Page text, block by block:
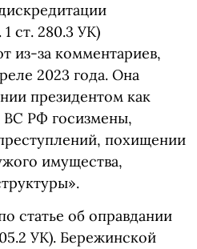
ст. 280.3 УК)
из-за комментариев,
2023 года. Она
президентом как
РФ госизмены,
похищении
имущества,
статье об оправдании
УК). Бережинской